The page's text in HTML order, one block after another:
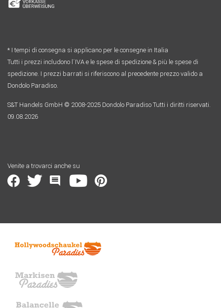
* I tempi di consegna si applicano per le consegne in Italia
Tutti i prezzi includono l´IVA e le spese di spedizione & più le spese di
spedizione. I prezzi barrati si riferiscono al precedente prezzo valido a
Dondolo Paradiso.
S&T Handels GmbH © 2008-2025 Dondolo Paradiso Tutti i diritti riservati.
09.08.2026
Venite a trovarci anche su